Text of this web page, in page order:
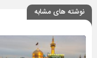
نوشته های مشابه